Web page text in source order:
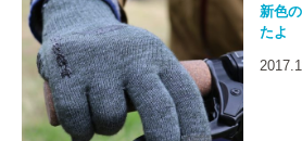
新色
たよ